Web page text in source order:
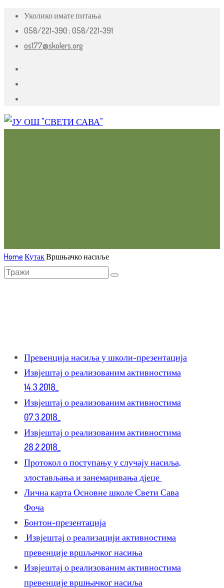
Уколико имате питања
058/221-390 ; 058/221-391
os177@skolers.org
Home КутакВршњачко насиље
Превенција насиља у школи-презентација
Извјештај о реализованим активностима
14.3.2018_
Извјештај о реализованим активностима
07.3.2018_
Извјештај о реализованим активностима
28.2.2018_
Протокол о поступању у случају насиља,
злостављања и занемаривања дјеце
Лична карта Основне школе Свети Сава
Фоча
Бонтон-презентација
Извјештај о реализацији активностима
превенције вршљачког насиња
Извјештај о реализованим активностима
превенције вршњачког насиља